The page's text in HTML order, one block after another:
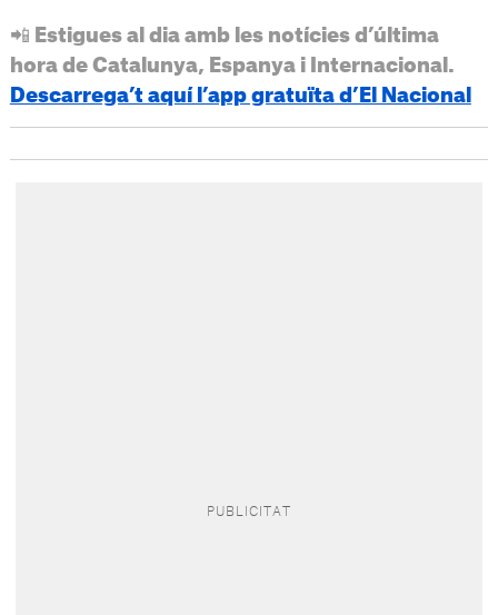
📲 Estigues al dia amb les notícies d’última
hora de Catalunya, Espanya i Internacional.
Descarrega’t aquí l’app gratuïta d’El Nacional